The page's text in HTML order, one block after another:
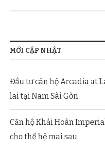
MỚI CẬP NHẬT
Đầu tư căn hộ Arcadia at
lai tại Nam Sài Gòn
Căn hộ Khải Hoàn
cho thế hệ mai sau